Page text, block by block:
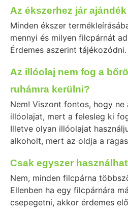
Az ékszerhez jár
Minden ékszer
mennyi és milyen filcpárnát
Érdemes aszerint tájékozódni.
Az illóolaj nem fog a
ruhámra kerülni?
Nem! Viszont fontos, hogy ne
illóolajat, mert a felesleg ki
Illetve olyan illóolajat
alkoholt, mert az oldja a
Csak egyszer
Nem, minden filcpárna
Ellenben ha egy filcpárnára
csepegetni, akkor érdemes